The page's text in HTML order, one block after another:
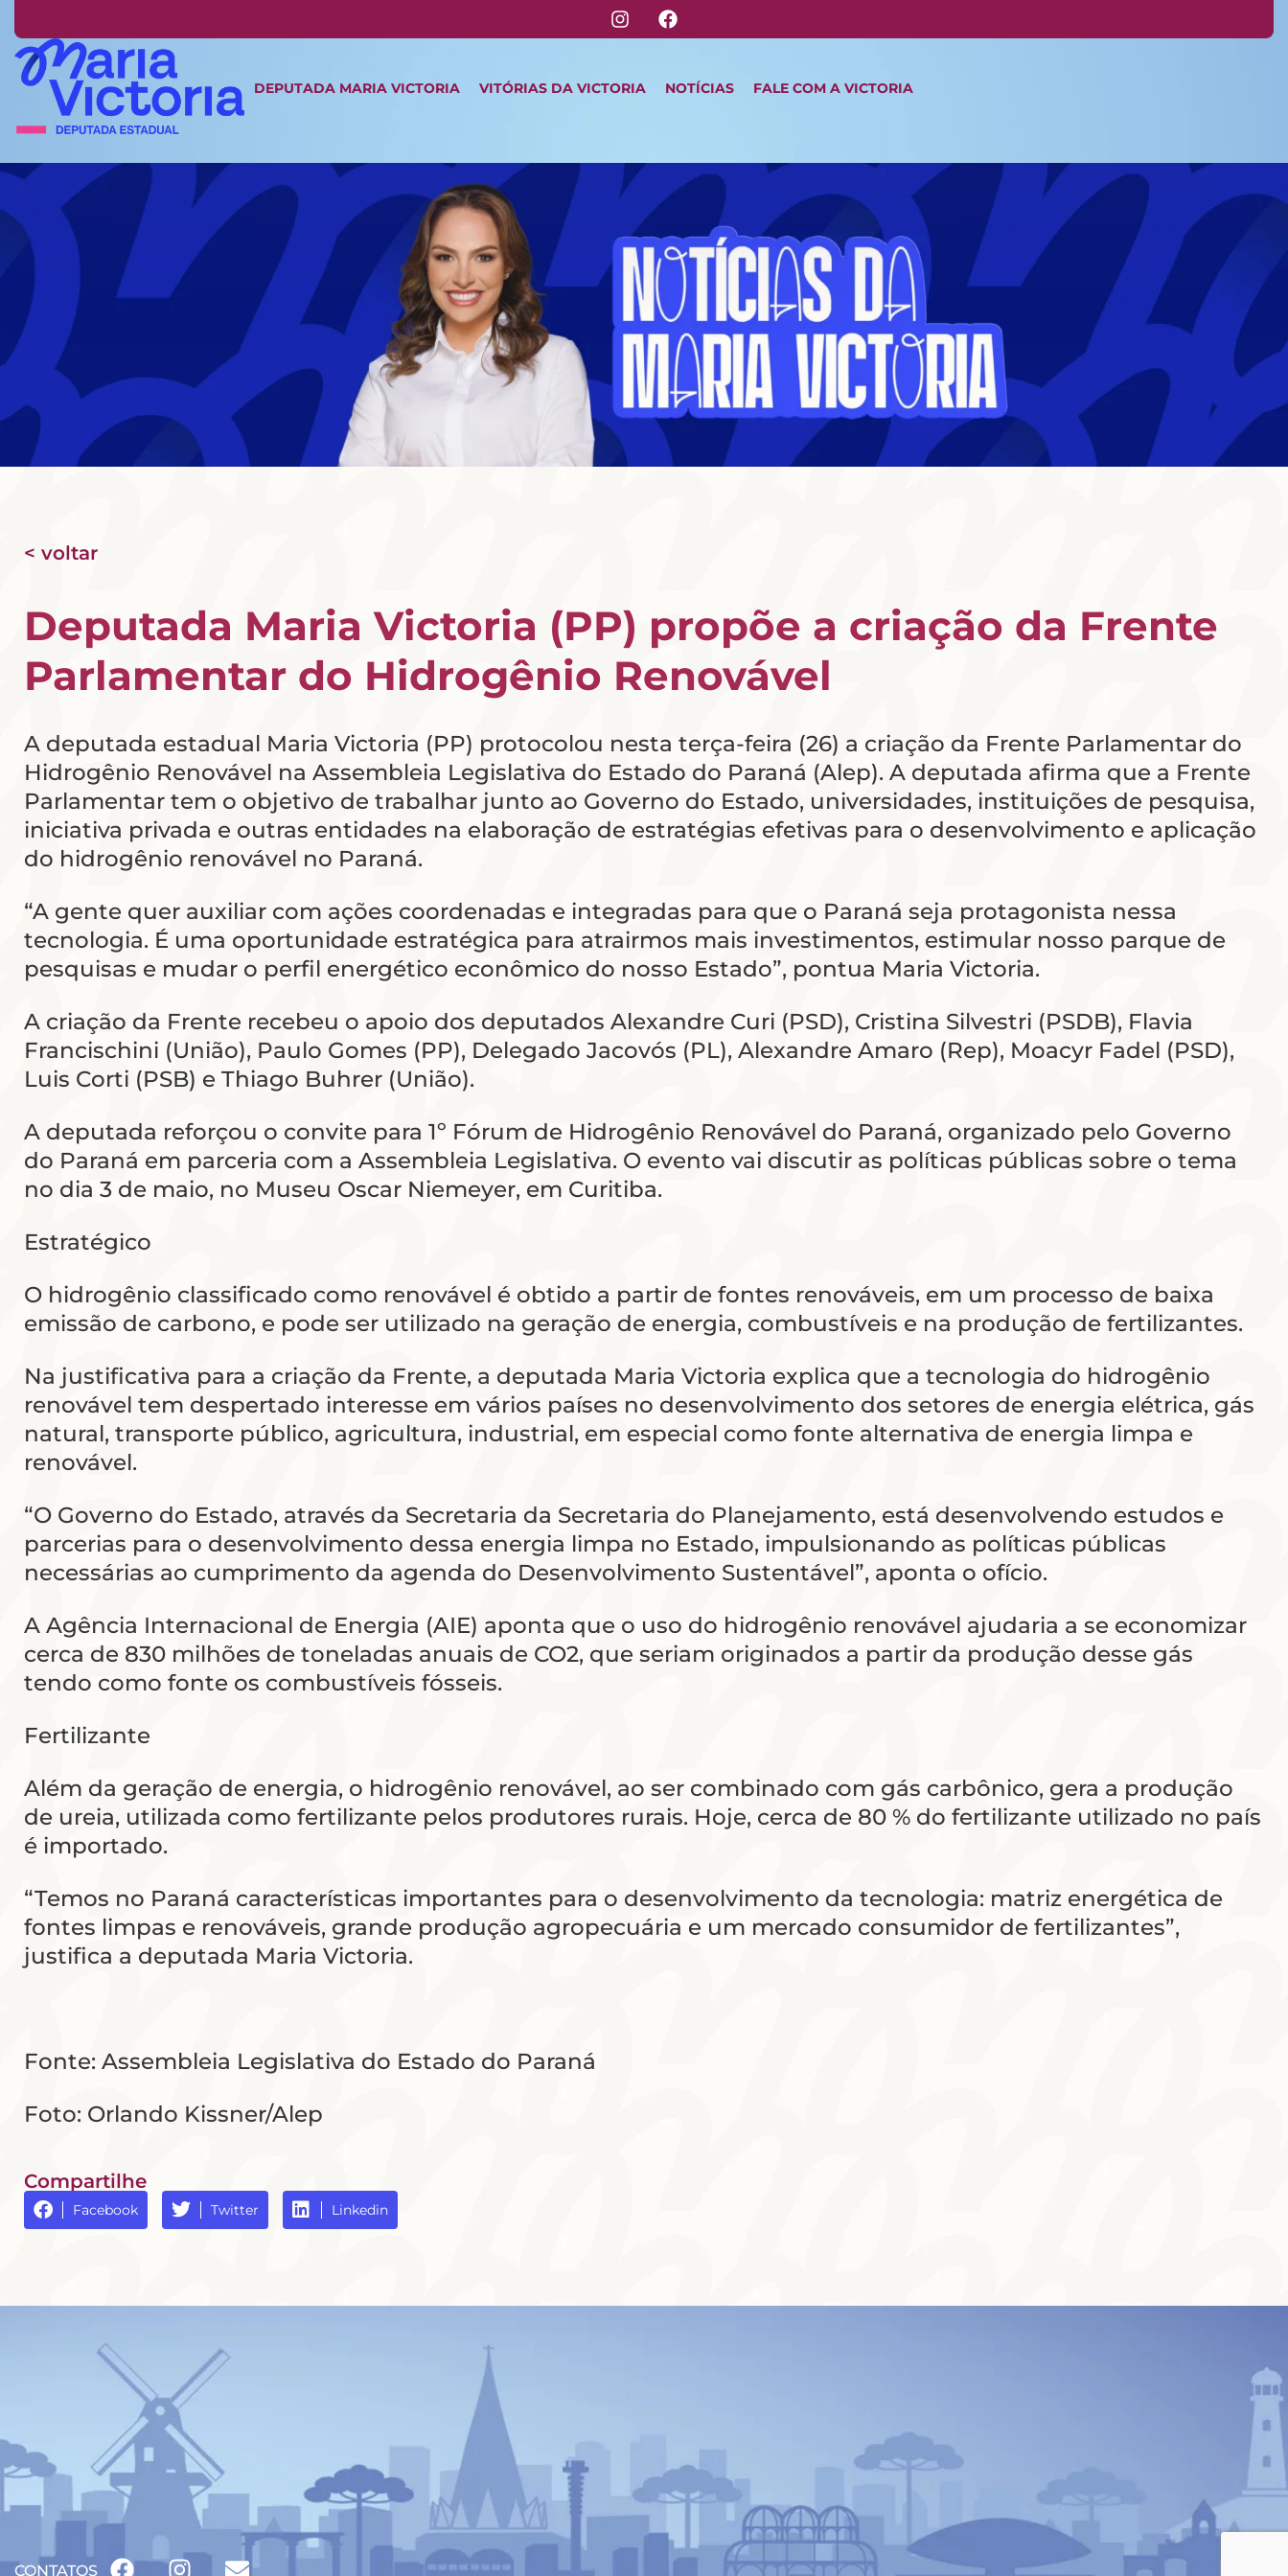
DEPUTADA MARIA VICTORIA VITÓRIAS DA VICTORIA NOTÍCIAS FALE COM A VICTORIA
< voltar
Deputada Maria Victoria (PP) propõe a criação da Frente
Parlamentar do Hidrogênio Renovável
A deputada estadual Maria Victoria (PP) protocolou nesta terça-feira (26) a criação da Frente Parlamentar do
Hidrogênio Renovável na Assembleia Legislativa do Estado do Paraná (Alep). A deputada afirma que a Frente
Parlamentar tem o objetivo de trabalhar junto ao Governo do Estado, universidades, instituições de pesquisa,
iniciativa privada e outras entidades na elaboração de estratégias efetivas para o desenvolvimento e aplicação
do hidrogênio renovável no Paraná.
“A gente quer auxiliar com ações coordenadas e integradas para que o Paraná seja protagonista nessa
tecnologia. É uma oportunidade estratégica para atrairmos mais investimentos, estimular nosso parque de
pesquisas e mudar o perfil energético econômico do nosso Estado”, pontua Maria Victoria.
A criação da Frente recebeu o apoio dos deputados Alexandre Curi (PSD), Cristina Silvestri (PSDB), Flavia
Francischini (União), Paulo Gomes (PP), Delegado Jacovós (PL), Alexandre Amaro (Rep), Moacyr Fadel (PSD),
Luis Corti (PSB) e Thiago Buhrer (União).
A deputada reforçou o convite para 1º Fórum de Hidrogênio Renovável do Paraná, organizado pelo Governo
do Paraná em parceria com a Assembleia Legislativa. O evento vai discutir as políticas públicas sobre o tema
no dia 3 de maio, no Museu Oscar Niemeyer, em Curitiba.
Estratégico
O hidrogênio classificado como renovável é obtido a partir de fontes renováveis, em um processo de baixa
emissão de carbono, e pode ser utilizado na geração de energia, combustíveis e na produção de fertilizantes.
Na justificativa para a criação da Frente, a deputada Maria Victoria explica que a tecnologia do hidrogênio
renovável tem despertado interesse em vários países no desenvolvimento dos setores de energia elétrica, gás
natural, transporte público, agricultura, industrial, em especial como fonte alternativa de energia limpa e
renovável.
“O Governo do Estado, através da Secretaria da Secretaria do Planejamento, está desenvolvendo estudos e
parcerias para o desenvolvimento dessa energia limpa no Estado, impulsionando as políticas públicas
necessárias ao cumprimento da agenda do Desenvolvimento Sustentável”, aponta o ofício.
A Agência Internacional de Energia (AIE) aponta que o uso do hidrogênio renovável ajudaria a se economizar
cerca de 830 milhões de toneladas anuais de CO2, que seriam originados a partir da produção desse gás
tendo como fonte os combustíveis fósseis.
Fertilizante
Além da geração de energia, o hidrogênio renovável, ao ser combinado com gás carbônico, gera a produção
de ureia, utilizada como fertilizante pelos produtores rurais. Hoje, cerca de 80 % do fertilizante utilizado no país
é importado.
“Temos no Paraná características importantes para o desenvolvimento da tecnologia: matriz energética de
fontes limpas e renováveis, grande produção agropecuária e um mercado consumidor de fertilizantes”,
justifica a deputada Maria Victoria.
Fonte: Assembleia Legislativa do Estado do Paraná
Foto: Orlando Kissner/Alep
Compartilhe
Facebook Twitter Linkedin
CONTATOS